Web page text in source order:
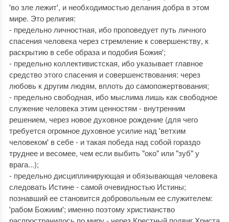
'во зле лежит', и необходимостью делания добра в этом
мире. Это религия:
- предельно личностная, ибо проповедует путь личного
спасения человека через стремление к совершенству, к
раскрытию в себе образа и подобия Божия';
- предельно коллективистская, ибо указывает главное
средство этого спасения и совершенствования: через
любовь к другим людям, вплоть до самопожертвования;
- предельно свободная, ибо мыслима лишь как свободное
служение человека этим ценностям - внутренним
решением, через новое духовное рождение (для чего
требуется огромное духовное усилие над 'ветхим
человеком' в себе - и такая победа над собой гораздо
труднее и весомее, чем если выбить "око" или "зуб" у
врага...);
- предельно дисциплинирующая и обязывающая человека
следовать Истине - самой очевидностью Истины;
познавший ее становится добровольным ее служителем:
'рабом Божиим'; именно поэтому христианство